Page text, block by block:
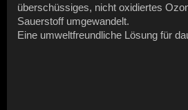
überschüssiges, nicht oxidiertes
Sauerstoff umgewandelt.
Eine umweltfreundliche Lösung für